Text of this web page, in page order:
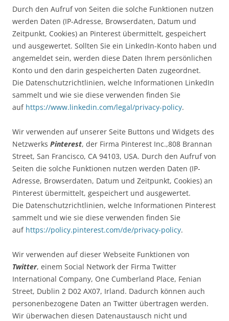
Durch den Aufruf von Seiten die solche Funktionen nutzen
werden Daten (IP-Adresse, Browserdaten, Datum und
Zeitpunkt, Cookies) an Pinterest übermittelt, gespeichert
und ausgewertet. Sollten Sie ein LinkedIn-Konto haben und
angemeldet sein, werden diese Daten Ihrem persönlichen
Konto und den darin gespeicherten Daten zugeordnet.
Die Datenschutzrichtlinien, welche Informationen LinkedIn
sammelt und wie sie diese verwenden finden Sie
auf https://www.linkedin.com/legal/privacy-policy.
Wir verwenden auf unserer Seite Buttons und Widgets des
Netzwerks Pinterest, der Firma Pinterest Inc.,808 Brannan
Street, San Francisco, CA 94103, USA. Durch den Aufruf von
Seiten die solche Funktionen nutzen werden Daten (IP-
Adresse, Browserdaten, Datum und Zeitpunkt, Cookies) an
Pinterest übermittelt, gespeichert und ausgewertet.
Die Datenschutzrichtlinien, welche Informationen Pinterest
sammelt und wie sie diese verwenden finden Sie
auf https://policy.pinterest.com/de/privacy-policy.
Wir verwenden auf dieser Webseite Funktionen von
Twitter, einem Social Network der Firma Twitter
International Company, One Cumberland Place, Fenian
Street, Dublin 2 D02 AX07, Irland. Dadurch können auch
personenbezogene Daten an Twitter übertragen werden.
Wir überwachen diesen Datenaustausch nicht und